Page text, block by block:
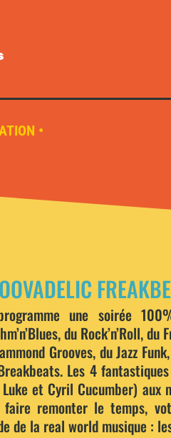
•
une soirée
du Rock’n’Roll,
Grooves, du Jazz
Les 4
Luke et Cyril Cucumber)
faire remonter le temps,
de la real world musique :